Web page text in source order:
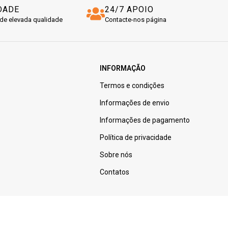
elevada qualidade
24/7 APOIO
Contacte-nos página
INFORMAÇÃO
Termos e condições
Informações de envio
Informações de pagamento
Política de privacidade
Sobre nós
Contatos